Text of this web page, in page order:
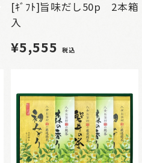
[ｷﾞﾌﾄ]旨味だし50p 2本箱
入
¥5,555 税込